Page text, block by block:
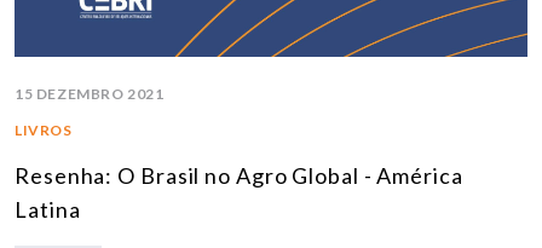
15 DEZEMBRO 2021
LIVROS
Resenha: O Brasil no Agro Global - América
Latina